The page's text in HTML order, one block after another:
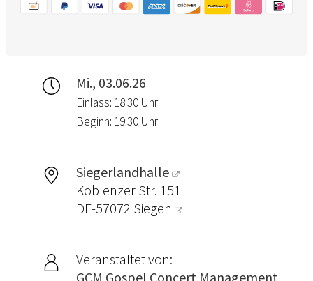
Mi., 03.06.26
Einlass: 18:30 Uhr
Beginn: 19:30 Uhr
Siegerlandhalle
Koblenzer Str. 151
DE-57072 Siegen
Veranstaltet von:
GCM Gospel Concert Management